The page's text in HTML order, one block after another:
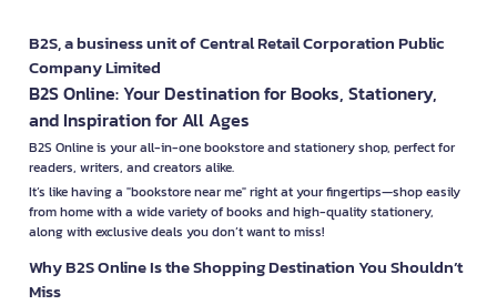
B2S, a business unit of Central Retail Corporation Public
Company Limited
B2S Online: Your Destination for Books, Stationery,
and Inspiration for All Ages
B2S Online is your all-in-one bookstore and stationery shop, perfect for
readers, writers, and creators alike.
It’s like having a "bookstore near me" right at your fingertips—shop easily
from home with a wide variety of books and high-quality stationery,
along with exclusive deals you don’t want to miss!
Why B2S Online Is the Shopping Destination You Shouldn’t
Miss